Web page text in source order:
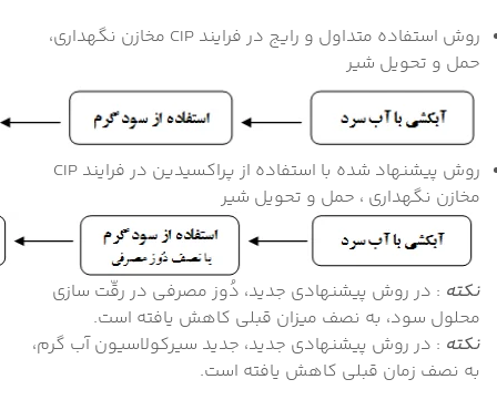
روش استفاده متداول و رایج در فرایند CIP مخازن نگهداری،
حمل و تحویل شیر
روش پیشنهاد شده با استفاده از پراکسیدین در فرایند CIP
مخازن نگهداری ، حمل و تحویل شیر
نکته : در روش پیشنهادی جدید، دُوز مصرفی در رقّت سازی
محلول سود، به نصف میزان قبلی کاهش یافته است.
نکته : در روش پیشنهادی جدید، جدید سیرکولاسیون آب گرم،
به نصف زمان قبلی کاهش یافته است.